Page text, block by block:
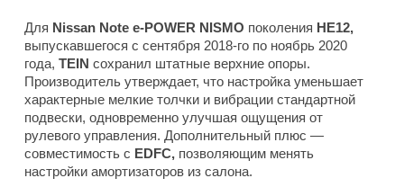
Для Nissan Note e-POWER NISMO поколения HE12,
выпускавшегося с сентября 2018-го по ноябрь 2020
года, TEIN сохранил штатные верхние опоры.
Производитель утверждает, что настройка уменьшает
характерные мелкие толчки и вибрации стандартной
подвески, одновременно улучшая ощущения от
рулевого управления. Дополнительный плюс —
совместимость с EDFC, позволяющим менять
настройки амортизаторов из салона.